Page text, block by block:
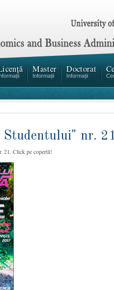
Master
Informații
Doctorat
Informații
Studentului" nr.
21. Click pe copertă!